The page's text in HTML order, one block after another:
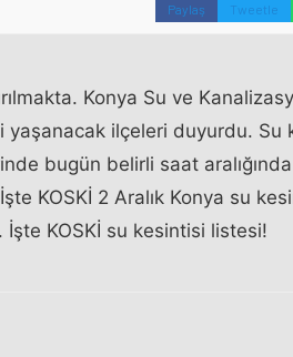
Paylaş Tweetle
Konya Su ve
yaşanacak ilçeleri duyurdu. Su
bugün belirli saat
KOSKİ 2 Aralık Konya su
İşte KOSKİ su kesintisi listesi!